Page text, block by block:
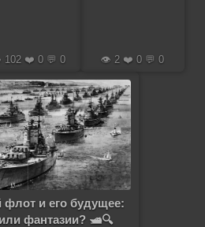
❤️ 0 💬 0 👁️ 2 ❤️ 0 💬 0
флот и его будущее:
фантазии? 🛥️🔍